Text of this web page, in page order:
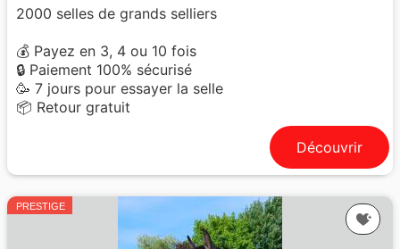
2000 selles de grands selliers
💰 Payez en 3, 4 ou 10 fois
🔒 Paiement 100% sécurisé
🥳 7 jours pour essayer la selle
📦 Retour gratuit
Découvrir
PRESTIGE